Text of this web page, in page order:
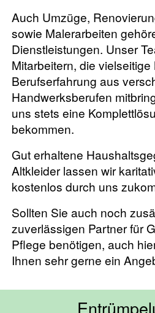
Auch Umzüge,
sowie Malerarbeiten
Dienstleistungen. Unser
Mitarbeitern, die
Berufserfahrung aus
Handwerksberufen
uns stets eine
bekommen.
Gut erhaltene
Altkleider lassen wir
kostenlos durch uns
Sollten Sie auch noch
zuverlässigen Partner für
Pflege benötigen, auch
Ihnen sehr gerne ein